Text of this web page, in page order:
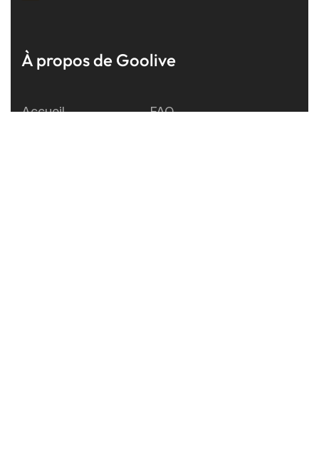
À propos de Goolive
Accueil FAQ